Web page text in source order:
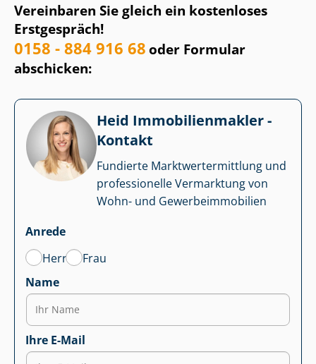
Vereinbaren Sie gleich ein kostenloses
Erstgespräch!
0158 - 884 916 68oder Formular
abschicken:
Heid Im­mo­bi­li­en­mak­ler -
Kontakt
Fundierte Markt­wert­ermitt­lung und
professionelle Vermarktung von
Wohn- und Ge­wer­be­im­mo­bi­li­en
Anrede
Herr
Frau
Name
Ihre E-Mail